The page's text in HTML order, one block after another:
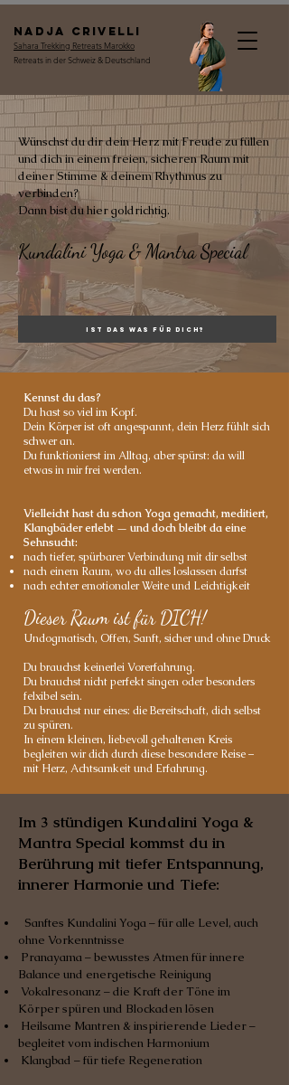
Nadja Crivelli
Sahara Trekking Retreats Marokko
Retreats in der Schweiz & Deutschland
Wünschst du dir dein Herz mit Freude zu füllen
und dich in einem freien, sicheren Raum mit
deiner Stimme & deinem Rhythmus zu
verbinden?
Dann bist du hier goldrichtig.
Kundalini Yoga & Mantra Special
Ist das was für dich?
Kennst du das?
Du hast so viel im Kopf.
Dein Körper ist oft angespannt, dein Herz fühlt sich
schwer an.
Du funktionierst im Alltag, aber spürst: da will
etwas in mir frei werden.
Vielleicht hast du schon Yoga gemacht, meditiert,
Klangbäder erlebt — und doch bleibt da eine
Sehnsucht:
nach tiefer, spürbarer Verbindung mit dir selbst
nach einem Raum, wo du alles loslassen darfst
nach echter emotionaler Weite und Leichtigkeit
Dieser Raum ist für DICH!
Undogmatisch, Offen, Sanft, sicher und ohne Druck
Du brauchst keinerlei Vorerfahrung.
Du brauchst nicht perfekt singen oder besonders
felxibel sein.
Du brauchst nur eines: die Bereitschaft, dich selbst
zu spüren.
In einem kleinen, liebevoll gehaltenen Kreis
begleiten wir dich durch diese besondere Reise –
mit Herz, Achtsamkeit und Erfahrung.
Im 3 stündigen Kundalini Yoga &
Mantra Special kommst du in
Berührung mit tiefer Entspannung,
innerer Harmonie und Tiefe:
Sanftes Kundalini Yoga – für alle Level, auch
ohne Vorkenntnisse
Pranayama – bewusstes Atmen für innere
Balance und energetische Reinigung
Vokalresonanz – die Kraft der Töne im
Körper spüren und Blockaden lösen
Heilsame Mantren & inspirierende Lieder –
begleitet vom indischen Harmonium
Klangbad – für tiefe Regeneration​